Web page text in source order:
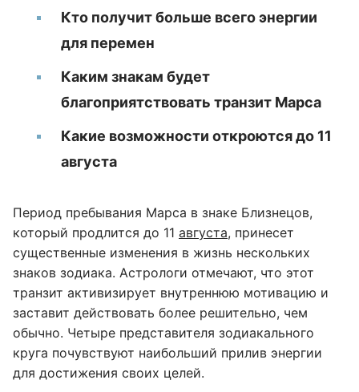
Кто получит больше всего энергии
для перемен
Каким знакам будет
благоприятствовать транзит Марса
Какие возможности откроются до 11
августа
Период пребывания Марса в знаке Близнецов,
который продлится до 11 августа, принесет
существенные изменения в жизнь нескольких
знаков зодиака. Астрологи отмечают, что этот
транзит активизирует внутреннюю мотивацию и
заставит действовать более решительно, чем
обычно. Четыре представителя зодиакального
круга почувствуют наибольший прилив энергии
для достижения своих целей.